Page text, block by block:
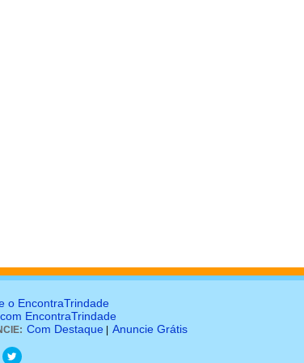
o EncontraTrindade
EncontraTrindade
Com Destaque Anuncie Grátis